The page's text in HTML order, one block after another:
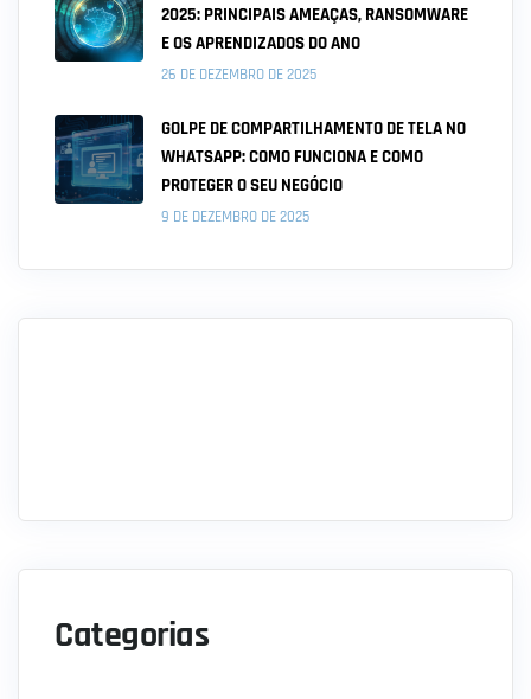
2025: PRINCIPAIS AMEAÇAS, RANSOMWARE
E OS APRENDIZADOS DO ANO
26 DE DEZEMBRO DE 2025
GOLPE DE COMPARTILHAMENTO DE TELA NO
WHATSAPP: COMO FUNCIONA E COMO
PROTEGER O SEU NEGÓCIO
9 DE DEZEMBRO DE 2025
Categorias